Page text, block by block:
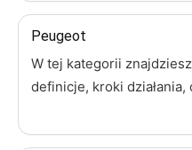
Peugeot
W tej kategorii
definicje, kroki działania,